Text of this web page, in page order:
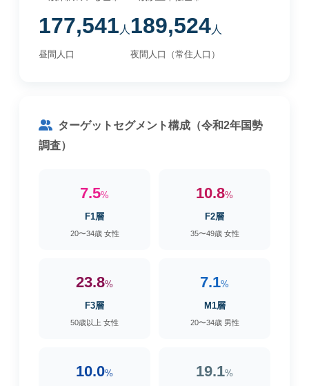
177,541 人
昼間人口
189,524人
夜間人口（常住人口）
ターゲットセグメント構成（令和2年国勢
調査）
7.5%
F1層
20〜34歳 女性
10.8%
F2層
35〜49歳 女性
23.8%
F3層
50歳以上 女性
7.1%
M1層
20〜34歳 男性
10.0% 19.1%